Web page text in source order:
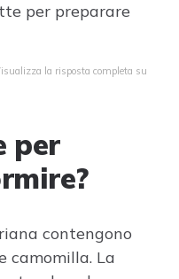
per preparare
la risposta completa su
per
contengono
camomilla. La